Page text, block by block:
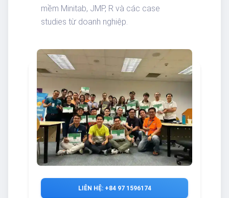
mềm Minitab, JMP, R và các case
studies từ doanh nghiệp.
LIÊN HỆ: +84 97 1596174